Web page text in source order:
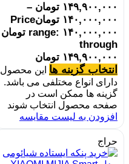
۱۴۹,۹۰۰,۰۰۰ تومان –
۱۴۰,۰۰۰,۰۰۰ تومانPrice
range: ۱۴۰,۰۰۰,۰۰۰ تومان
through
۱۴۹,۹۰۰,۰۰۰ تومان
انتخاب گزینه ها این محصول
دارای انواع مختلفی می باشد.
گزینه ها ممکن است در
صفحه محصول انتخاب شوند
افزودن به لیست مقایسه
حراج